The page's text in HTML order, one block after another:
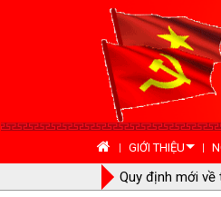
GIỚI THIỆU
Phiên họp thứ